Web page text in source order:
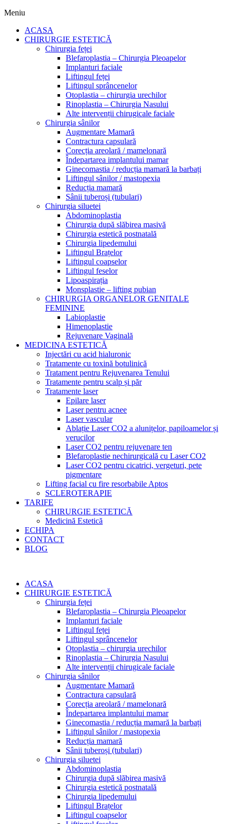
Meniu
ACASA
CHIRURGIE ESTETICĂ
Chirurgia feței
Blefaroplastia – Chirurgia Pleoapelor
Implanturi faciale
Liftingul feței
Liftingul sprâncenelor
Otoplastia – chirurgia urechilor
Rinoplastia – Chirurgia Nasului
Alte intervenții chirugicale faciale
Chirurgia sânilor
Augmentare Mamară
Contractura capsulară
Corecția areolară / mamelonară
Îndepartarea implantului mamar
Ginecomastia / reducția mamară la barbați
Liftingul sânilor / mastopexia
Reducția mamară
Sânii tuberoși (tubulari)
Chirurgia siluetei
Abdominoplastia
Chirurgia după slăbirea masivă
Chirurgia estetică postnatală
Chirurgia lipedemului
Liftingul Brațelor
Liftingul coapselor
Liftingul feselor
Lipoaspirația
Monsplastie – lifting pubian
CHIRURGIA ORGANELOR GENITALE
FEMININE
Labioplastie
Himenoplastie
Rejuvenare Vaginală
MEDICINA ESTETICĂ
Injectări cu acid hialuronic
Tratamente cu toxină botulinică
Tratament pentru Rejuvenarea Tenului
Tratamente pentru scalp și păr
Tratamente laser
Epilare laser
Laser pentru acnee
Laser vascular
Ablație Laser CO2 a alunițelor, papiloamelor și
verucilor
Laser CO2 pentru rejuvenare ten
Blefaroplastie nechirurgicală cu Laser CO2
Laser CO2 pentru cicatrici, vergeturi, pete
pigmentare
Lifting facial cu fire resorbabile Aptos
SCLEROTERAPIE
TARIFE
CHIRURGIE ESTETICĂ
Medicină Estetică
ECHIPA
CONTACT
BLOG
ACASA
CHIRURGIE ESTETICĂ
Chirurgia feței
Blefaroplastia – Chirurgia Pleoapelor
Implanturi faciale
Liftingul feței
Liftingul sprâncenelor
Otoplastia – chirurgia urechilor
Rinoplastia – Chirurgia Nasului
Alte intervenții chirugicale faciale
Chirurgia sânilor
Augmentare Mamară
Contractura capsulară
Corecția areolară / mamelonară
Îndepartarea implantului mamar
Ginecomastia / reducția mamară la barbați
Liftingul sânilor / mastopexia
Reducția mamară
Sânii tuberoși (tubulari)
Chirurgia siluetei
Abdominoplastia
Chirurgia după slăbirea masivă
Chirurgia estetică postnatală
Chirurgia lipedemului
Liftingul Brațelor
Liftingul coapselor